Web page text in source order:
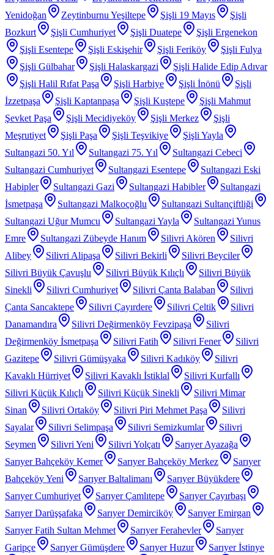
Yenidoğan
Zeytinburnu Yeşiltepe Şişli 19 Mayıs
Şişli
Bozkurt
Şişli Cumhuriyet Şişli Duatepe
Şişli Ergenekon
Şişli Esentepe
Şişli Eskişehir Şişli Feriköy
Şişli Fulya
Şişli Gülbahar
Şişli Halaskargazi
Şişli Halide Edip Adıvar
Şişli Halil Rıfat Paşa
Şişli Harbiye Şişli İnönü
Şişli
İzzetpaşa
Şişli Kaptanpaşa Şişli Kuştepe
Şişli Mahmut
Şevket Paşa
Şişli Mecidiyeköy Şişli Merkez
Şişli
Meşrutiyet
Şişli Paşa Şişli Teşvikiye
Şişli Yayla
Sultangazi 50. Yıl
Sultangazi 75. Yıl
Sultangazi Cebeci
Sultangazi Cumhuriyet
Sultangazi Esentepe
Sultangazi Eski
Habipler
Sultangazi Gazi Sultangazi Habibler
Sultangazi
İsmetpaşa
Sultangazi Malkoçoğlu
Sultangazi Sultançiftliği
Sultangazi Uğur Mumcu
Sultangazi Yayla
Sultangazi Yunus
Emre
Sultangazi Zübeyde Hanım Silivri Akören
Silivri
Alibey
Silivri Alipaşa Silivri Bekirli
Silivri Beyciler
Silivri Büyük Çavuşlu
Silivri Büyük Kılıçlı
Silivri Büyük
Sinekli
Silivri Cumhuriyet Silivri Çanta Balaban
Silivri
Çanta Sancaktepe
Silivri Çayırdere Silivri Çeltik
Silivri
Danamandıra
Silivri Değirmenköy Fevzipaşa
Silivri
Değirmenköy İsmetpaşa
Silivri Fatih Silivri Fener
Silivri
Gazitepe
Silivri Gümüşyaka Silivri Kadıköy
Silivri
Kavaklı Hürriyet
Silivri Kavaklı İstiklal
Silivri Kurfallı
Silivri Küçük Kılıçlı
Silivri Küçük Sinekli
Silivri Mimar
Sinan
Silivri Ortaköy Silivri Piri Mehmet Paşa
Silivri
Sayalar
Silivri Selimpaşa Silivri Semizkumlar
Silivri
Seymen
Silivri Yeni Silivri Yolçatı
Sarıyer Ayazağa
Sarıyer Bahçeköy Kemer
Sarıyer Bahçeköy Merkez
Sarıyer
Bahçeköy Yeni
Sarıyer Baltalimanı
Sarıyer Büyükdere
Sarıyer Cumhuriyet
Sarıyer Çamlıtepe
Sarıyer Çayırbaşı
Sarıyer Darüşşafaka
Sarıyer Demirciköy
Sarıyer Emirgan
Sarıyer Fatih Sultan Mehmet
Sarıyer Ferahevler
Sarıyer
Garipçe
Sarıyer Gümüşdere Sarıyer Huzur
Sarıyer İstinye